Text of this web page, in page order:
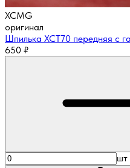
XCMG
оригинал
Шпилька XCT70 передняя с
650 ₽
шт